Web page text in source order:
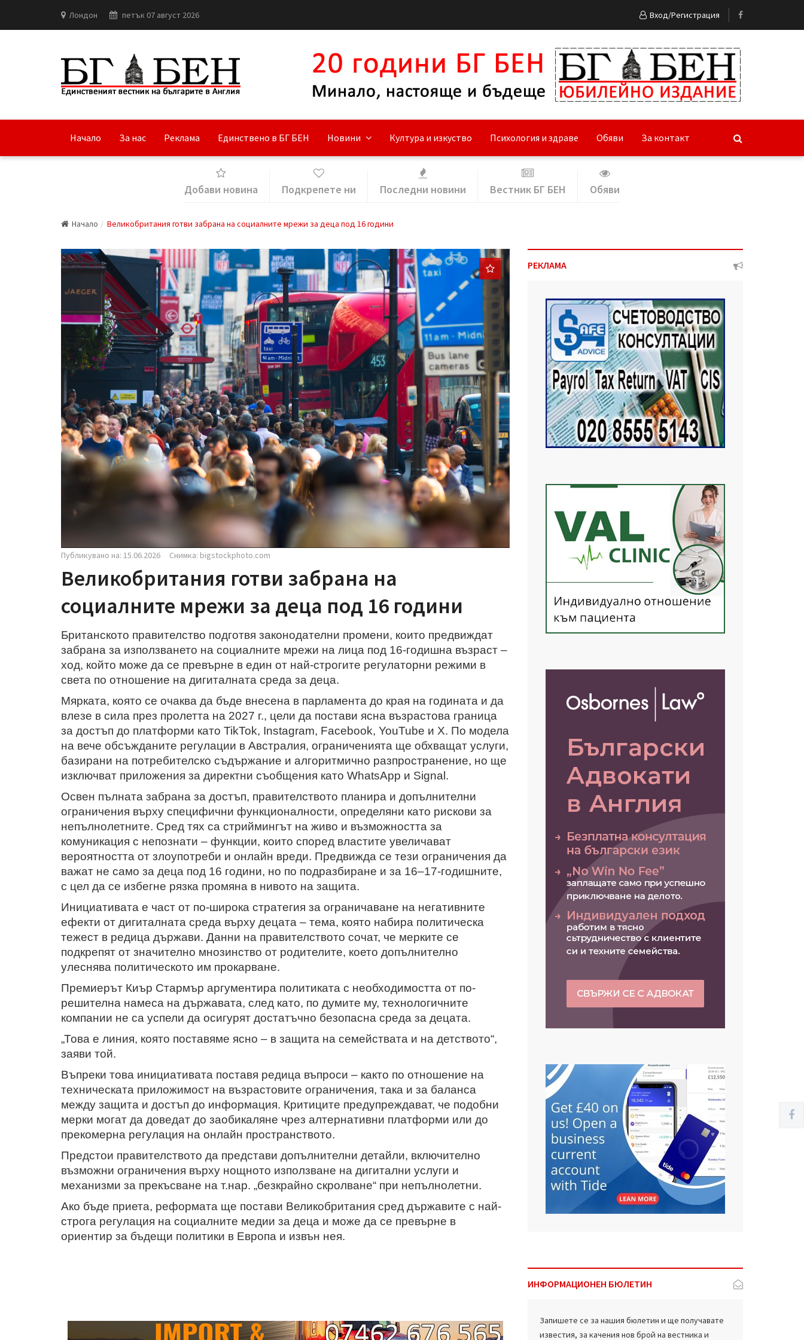
Лондон петък 07 август 2026 Вход/Регистрация
Начало За нас Реклама Единствено в БГ БЕН Новини Култура и изкуство Психология и здраве Обяви За контакт
Добави новина Подкрепете ни Последни новини Вестник БГ БЕН Обяви
Начало Великобритания готви забрана на социалните мрежи за деца под 16 години
Публикувано на: 15.06.2026 Снимка: bigstockphoto.com
Великобритания готви забрана на
социалните мрежи за деца под 16 години
Британското правителство подготвя законодателни промени, които предвиждат
забрана за използването на социалните мрежи на лица под 16-годишна възраст –
ход, който може да се превърне в един от най-строгите регулаторни режими в
света по отношение на дигиталната среда за деца.
Мярката, която се очаква да бъде внесена в парламента до края на годината и да
влезе в сила през пролетта на 2027 г., цели да постави ясна възрастова граница
за достъп до платформи като TikTok, Instagram, Facebook, YouTube и X. По модела
на вече обсъжданите регулации в Австралия, ограниченията ще обхващат услуги,
базирани на потребителско съдържание и алгоритмично разпространение, но ще
изключват приложения за директни съобщения като WhatsApp и Signal.
Освен пълната забрана за достъп, правителството планира и допълнителни
ограничения върху специфични функционалности, определяни като рискови за
непълнолетните. Сред тях са стриймингът на живо и възможността за
комуникация с непознати – функции, които според властите увеличават
вероятността от злоупотреби и онлайн вреди. Предвижда се тези ограничения да
важат не само за деца под 16 години, но по подразбиране и за 16–17-годишните,
с цел да се избегне рязка промяна в нивото на защита.
Инициативата е част от по-широка стратегия за ограничаване на негативните
ефекти от дигиталната среда върху децата – тема, която набира политическа
тежест в редица държави. Данни на правителството сочат, че мерките се
подкрепят от значително мнозинство от родителите, което допълнително
улеснява политическото им прокарване.
Премиерът Киър Стармър аргументира политиката с необходимостта от по-
решителна намеса на държавата, след като, по думите му, технологичните
компании не са успели да осигурят достатъчно безопасна среда за децата.
„Това е линия, която поставяме ясно – в защита на семействата и на детството“,
заяви той.
Въпреки това инициативата поставя редица въпроси – както по отношение на
техническата приложимост на възрастовите ограничения, така и за баланса
между защита и достъп до информация. Критиците предупреждават, че подобни
мерки могат да доведат до заобикаляне чрез алтернативни платформи или до
прекомерна регулация на онлайн пространството.
Предстои правителството да представи допълнителни детайли, включително
възможни ограничения върху нощното използване на дигитални услуги и
механизми за прекъсване на т.нар. „безкрайно скролване“ при непълнолетни.
Ако бъде приета, реформата ще постави Великобритания сред държавите с най-
строга регулация на социалните медии за деца и може да се превърне в
ориентир за бъдещи политики в Европа и извън нея.
РЕКЛАМА
ИНФОРМАЦИОНЕН БЮЛЕТИН
Запишете се за нашия бюлетин и ще получавате
известия, за качения нов брой на вестника и